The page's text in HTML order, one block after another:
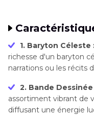
1. Baryton Céleste
richesse d'un baryton
narrations ou les récits
2. Bande
assortiment vibrant de
diffusant une énergie